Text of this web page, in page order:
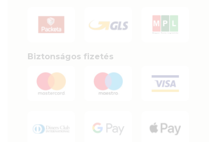
Biztonságos fizetés